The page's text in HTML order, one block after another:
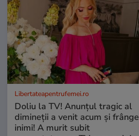
Libertateapentrufemei.ro
Doliu la TV! Anunțul tragic al
dimineții a venit acum și frânge
inimi! A murit subit